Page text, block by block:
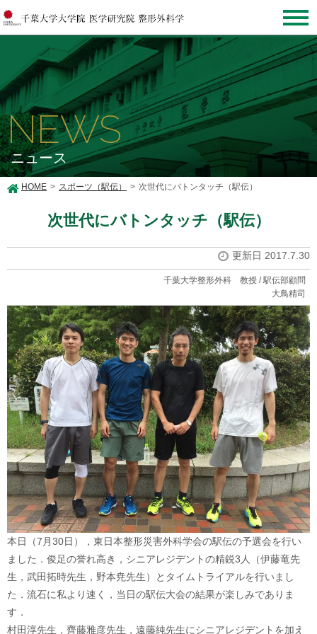
NEWS
ニュース
HOME スポーツ（駅伝） 次世代にバトンタッチ（駅伝）
次世代にバトンタッチ（駅伝）
更新日 2017.7.30
千葉大学整形外科 教授 / 駅伝部顧問
大鳥精司
本日（7月30日）， 東日本整形災害外科学会の駅伝の予選会を行い
ました．俊足の誉れ高き，シニアレジデントの精鋭3人（伊藤竜先
生， 武田拓時先生，野本尭先生）とタイムトライアルを行いまし
た．流石に私より速く， 当日の駅伝大会の結果が楽しみでありま
す．
村田淳先生，齊藤雅彦先生， 遠藤純先生にシニアレジデントを加え